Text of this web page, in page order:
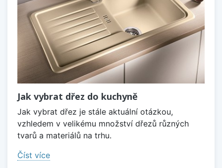
Jak vybrat dřez do kuchyně
Jak vybrat dřez je stále aktuální otázkou,
vzhledem v velikému množství dřezů různých
tvarů a materiálů na trhu.
Číst více